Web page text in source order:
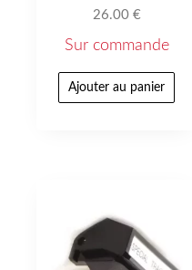
26.00 €
Sur commande
Ajouter au panier